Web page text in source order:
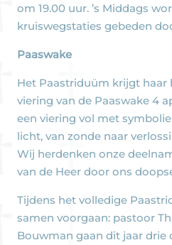
om 19.00 uur. ’s Middags
kruiswegstaties gebeden
Paaswake
Het Paastriduüm krijgt
viering van de Paaswake 4
een viering vol met
licht, van zonde naar
Wij herdenken onze
van de Heer door ons
Tijdens het volledige
samen voorgaan: pastoor
Bouwman gaan dit jaar drie